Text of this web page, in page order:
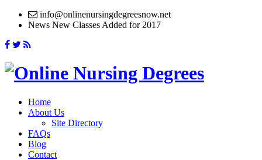
info@onlinenursingdegreesnow.net
News New Classes Added for 2017
Home
About Us
Site Directory
FAQs
Blog
Contact